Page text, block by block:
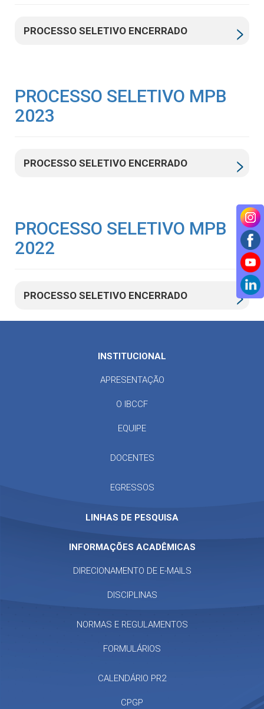
PROCESSO SELETIVO ENCERRADO
PROCESSO SELETIVO MPB
2023
PROCESSO SELETIVO ENCERRADO
PROCESSO SELETIVO MPB
2022
PROCESSO SELETIVO ENCERRADO
INSTITUCIONAL
APRESENTAÇÃO
O IBCCF
EQUIPE
DOCENTES
EGRESSOS
LINHAS DE PESQUISA
INFORMAÇÕES ACADÊMICAS
DIRECIONAMENTO DE E-MAILS
DISCIPLINAS
NORMAS E REGULAMENTOS
FORMULÁRIOS
CALENDÁRIO PR2
CPGP